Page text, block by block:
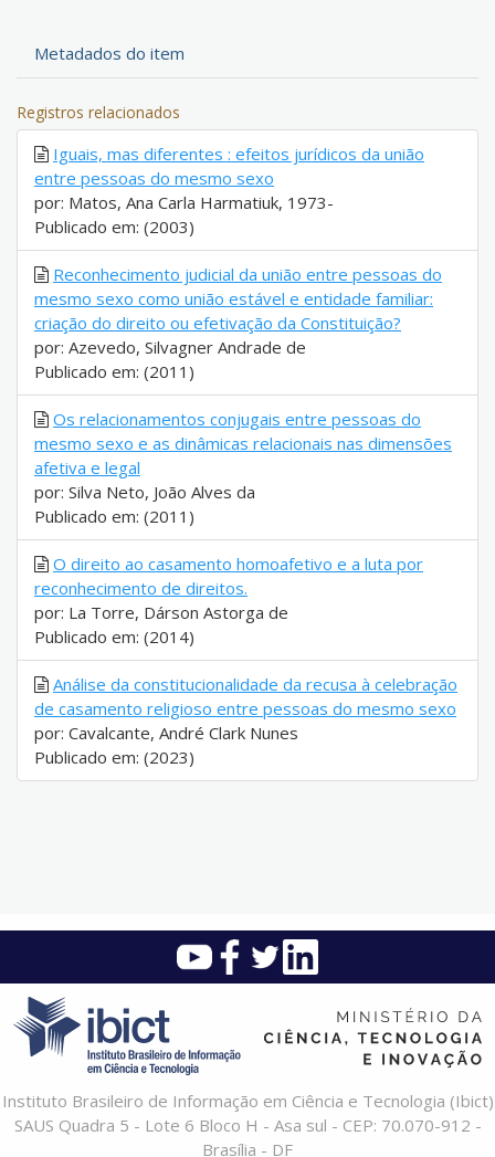
Metadados do item
Registros relacionados
Iguais, mas diferentes : efeitos jurídicos da união
entre pessoas do mesmo sexo
por: Matos, Ana Carla Harmatiuk, 1973-
Publicado em: (2003)
Reconhecimento judicial da união entre pessoas do
mesmo sexo como união estável e entidade familiar:
criação do direito ou efetivação da Constituição?
por: Azevedo, Silvagner Andrade de
Publicado em: (2011)
Os relacionamentos conjugais entre pessoas do
mesmo sexo e as dinâmicas relacionais nas dimensões
afetiva e legal
por: Silva Neto, João Alves da
Publicado em: (2011)
O direito ao casamento homoafetivo e a luta por
reconhecimento de direitos.
por: La Torre, Dárson Astorga de
Publicado em: (2014)
Análise da constitucionalidade da recusa à celebração
de casamento religioso entre pessoas do mesmo sexo
por: Cavalcante, André Clark Nunes
Publicado em: (2023)
Instituto Brasileiro de Informação em Ciência e Tecnologia (Ibict)
SAUS Quadra 5 - Lote 6 Bloco H - Asa sul - CEP: 70.070-912 -
Brasília - DF